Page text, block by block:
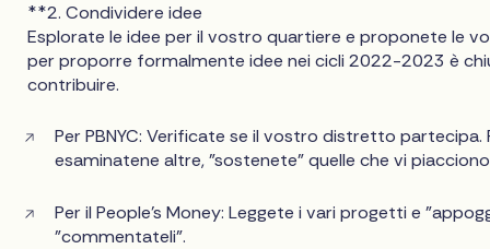
**2. Condividere idee
Esplorate le idee per il vostro quartiere e proponete le
per proporre formalmente idee nei cicli 2022-2023 è
contribuire.
Per PBNYC: Verificate se il vostro distretto partecipa.
esaminatene altre, "sostenete" quelle che vi
Per il People's Money: Leggete i vari progetti e
"commentateli".